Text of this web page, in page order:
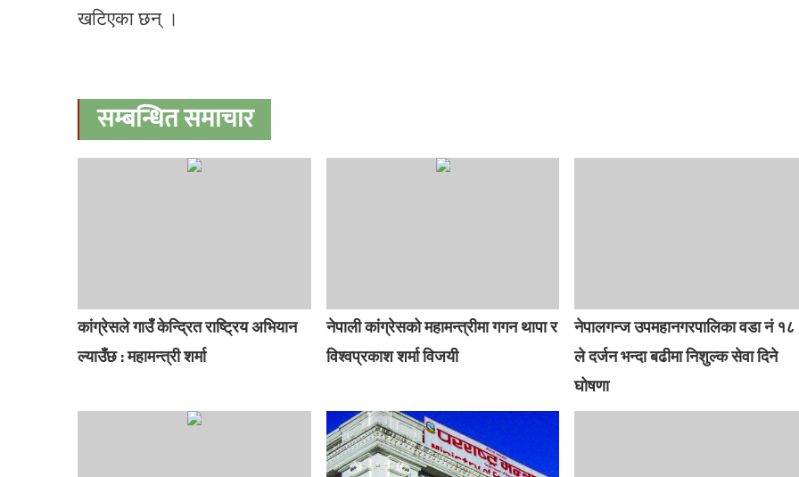
खटिएका छन् ।
सम्बन्धित समाचार
कांग्रेसले गाउँ केन्द्रित राष्ट्रिय अभियान
ल्याउँछ : महामन्त्री शर्मा
नेपाली कांग्रेसको महामन्त्रीमा गगन थापा र
विश्वप्रकाश शर्मा विजयी
नेपालगन्ज उपमहानगरपालिका वडा नं १८
ले दर्जन भन्दा बढीमा निशुल्क सेवा दिने
घोषणा